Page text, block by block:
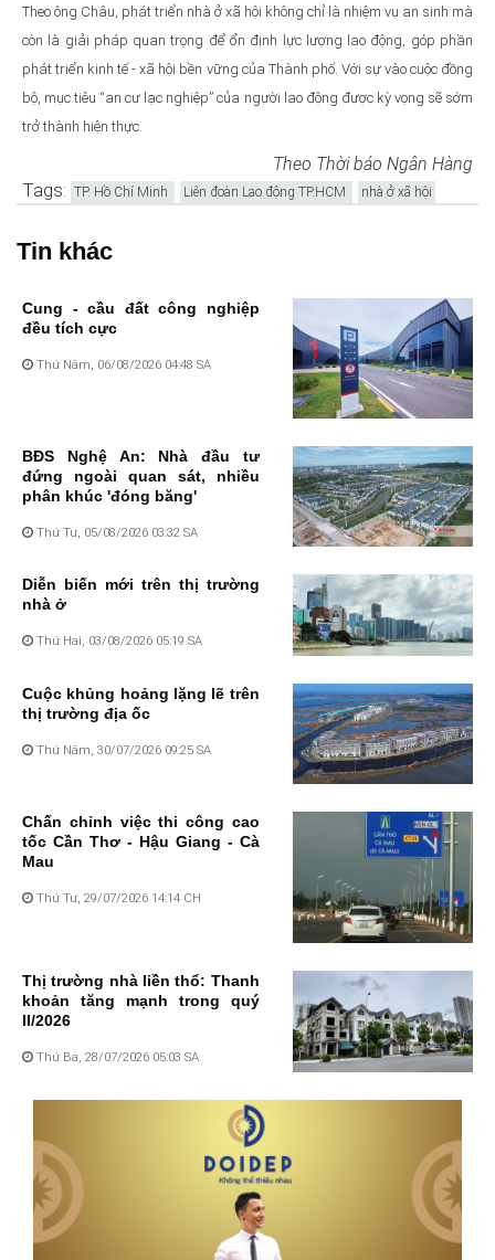
Theo ông Châu, phát triển nhà ở xã hội không chỉ là nhiệm vụ an sinh mà
còn là giải pháp quan trọng để ổn định lực lượng lao động, góp phần
phát triển kinh tế - xã hội bền vững của Thành phố. Với sự vào cuộc đồng
bộ, mục tiêu “an cư lạc nghiệp” của người lao động được kỳ vọng sẽ sớm
trở thành hiện thực.
Theo Thời báo Ngân Hàng
Tags: TP. Hồ Chí Minh Liên đoàn Lao động TP.HCM nhà ở xã hội
Tin khác
Cung - cầu đất công nghiệp
đều tích cực
Thứ Năm, 06/08/2026 04:48 SA
BĐS Nghệ An: Nhà đầu tư
đứng ngoài quan sát, nhiều
phân khúc 'đóng băng'
Thứ Tư, 05/08/2026 03:32 SA
Diễn biến mới trên thị trường
nhà ở
Thứ Hai, 03/08/2026 05:19 SA
Cuộc khủng hoảng lặng lẽ trên
thị trường địa ốc
Thứ Năm, 30/07/2026 09:25 SA
Chấn chỉnh việc thi công cao
tốc Cần Thơ - Hậu Giang - Cà
Mau
Thứ Tư, 29/07/2026 14:14 CH
Thị trường nhà liền thổ: Thanh
khoản tăng mạnh trong quý
II/2026
Thứ Ba, 28/07/2026 05:03 SA